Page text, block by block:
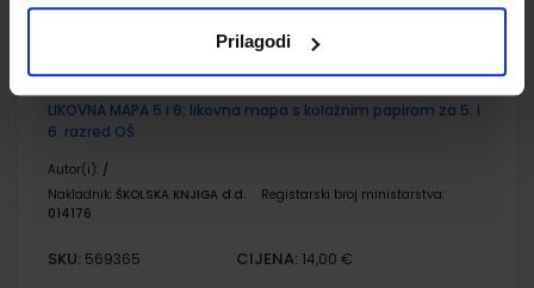
Prilagodi
Omot
LIKOVNA MAPA 5 i 6; likovna mapa s kolažnim papirom za 5. i
6. razred OŠ
Autor(i): /
Nakladnik: ŠKOLSKA KNJIGA d.d.
Registarski broj ministarstva:
014176
SKU: 569365 CIJENA: 14,00 €